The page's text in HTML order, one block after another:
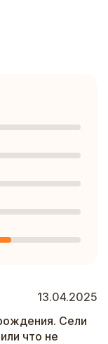
13.04.2025
Сели
что не